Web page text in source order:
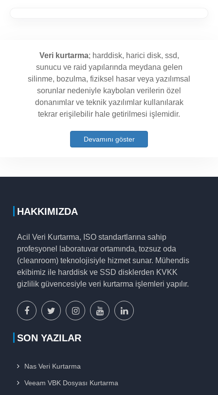
Veri kurtarma; harddisk, harici disk, ssd,
sunucu ve raid yapılarında meydana gelen
silinme, bozulma, fiziksel hasar veya yazılımsal
sorunlar nedeniyle kaybolan verilerin özel
donanımlar ve teknik yazılımlar kullanılarak
tekrar erişilebilir hale getirilmesi işlemidir.
Devamını göster
HAKKIMIZDA
Acil Veri Kurtarma, ISO standartlarına sahip
profesyonel laboratuvar ortamında, tozsuz oda
(cleanroom) teknolojisiyle hizmet sunar. Mühendis
ekibimiz ile harddisk ve SSD disklerden KVKK
gizlilik güvencesiyle veri kurtarma işlemleri yapılır.
facebook
sayfamız
x
sayfamız
instagram
sayfamız
youtube
sayfamız
SON YAZILAR
Nas Veri Kurtarma
Veeam VBK Dosyası Kurtarma